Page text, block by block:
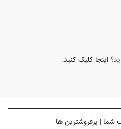
اینجا کلیک کنید.
شما | پرفروشترین ها